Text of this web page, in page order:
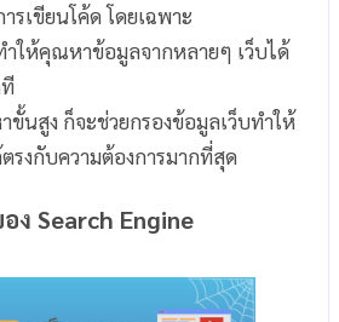
รเขียนโค้ด โดยเฉพาะ
ำให้คุณหาข้อมูลจากหลายๆ เว็บได้
ขั้นสูง ก็จะช่วยกรองข้อมูลเว็บทำให้
งกับความต้องการมากที่สุด
ง Search Engine